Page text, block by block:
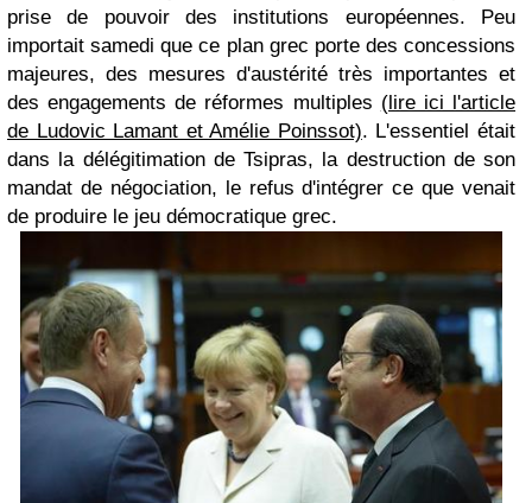
prise de pouvoir des institutions européennes. Peu
importait samedi que ce plan grec porte des concessions
majeures, des mesures d'austérité très importantes et
des engagements de réformes multiples (lire ici l'article
de Ludovic Lamant et Amélie Poinssot). L'essentiel était
dans la délégitimation de Tsipras, la destruction de son
mandat de négociation, le refus d'intégrer ce que venait
de produire le jeu démocratique grec.